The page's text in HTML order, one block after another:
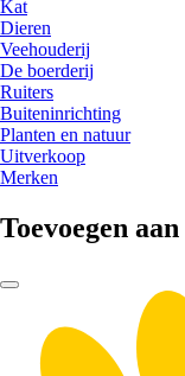
Kat
Dieren
Veehouderij
De boerderij
Ruiters
Buiteninrichting
Planten en natuur
Uitverkoop
Merken
Toevoegen